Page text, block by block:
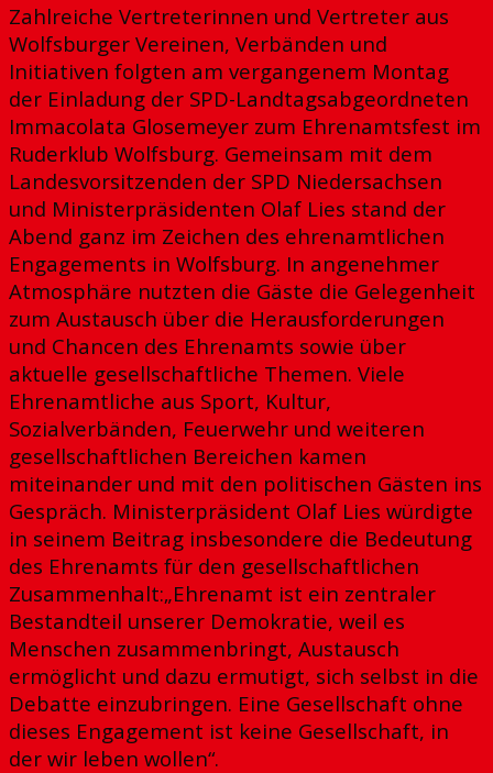
Zahlreiche Vertreterinnen und Vertreter aus
Wolfsburger Vereinen, Verbänden und
Initiativen folgten am vergangenem Montag
der Einladung der SPD-Landtagsabgeordneten
Immacolata Glosemeyer zum Ehrenamtsfest im
Ruderklub Wolfsburg. Gemeinsam mit dem
Landesvorsitzenden der SPD Niedersachsen
und Ministerpräsidenten Olaf Lies stand der
Abend ganz im Zeichen des ehrenamtlichen
Engagements in Wolfsburg. In angenehmer
Atmosphäre nutzten die Gäste die Gelegenheit
zum Austausch über die Herausforderungen
und Chancen des Ehrenamts sowie über
aktuelle gesellschaftliche Themen. Viele
Ehrenamtliche aus Sport, Kultur,
Sozialverbänden, Feuerwehr und weiteren
gesellschaftlichen Bereichen kamen
miteinander und mit den politischen Gästen ins
Gespräch. Ministerpräsident Olaf Lies würdigte
in seinem Beitrag insbesondere die Bedeutung
des Ehrenamts für den gesellschaftlichen
Zusammenhalt:„Ehrenamt ist ein zentraler
Bestandteil unserer Demokratie, weil es
Menschen zusammenbringt, Austausch
ermöglicht und dazu ermutigt, sich selbst in die
Debatte einzubringen. Eine Gesellschaft ohne
dieses Engagement ist keine Gesellschaft, in
der wir leben wollen“.